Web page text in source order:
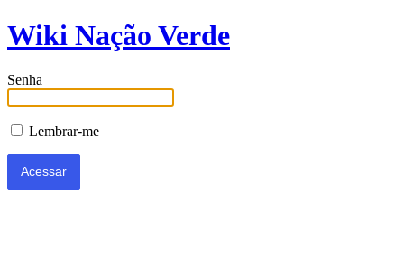
Wiki Nação Verde
Senha
Lembrar-me